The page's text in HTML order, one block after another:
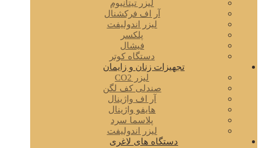
لیزر تیتانیوم
آر اف فرکشنال
لیزر اندولیفت
پلکسر
فیشال
دستگاه کوتر
تجهیزات زنان و زایمان
لیزر CO2
صندلی کف لگن
آر اف واژینال
هایفو واژینال
پلاسما سرد
لیزر اندولیفت
دستگاه های لاغری